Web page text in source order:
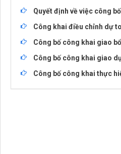
Quyết định về việc công
Công khai điều chỉnh dự
Công bố công khai giao
Công bố công khai giao
Công bố công khai thực